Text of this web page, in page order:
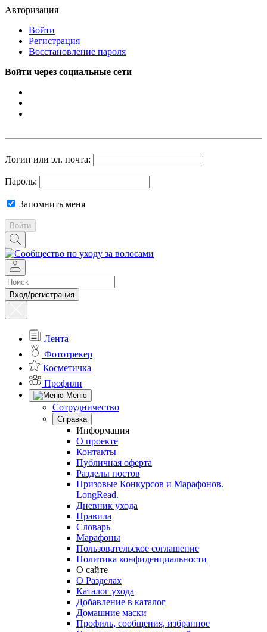
Авторизация
Войти
Регистрация
Восстановление пароля
Войти через социальные сети
Логин или эл. почта:
Пароль:
Запомнить меня
Войти
Вход/регистрация
Лента
Фототрекер
Косметичка
Профили
Меню
Сотрудничество
Справка
Информация
О проекте
Контакты
Публичная оферта
Разделы постов
Призовые Конкурсов и Марафонов.
LongRead.
Дневник ухода
Правила
Словарь
Марафоны
Пользовательское соглашение
Политика конфиденциальности
О сайте
О Разделах
Каталог ухода
Добавление в каталог
Домашние маски
Профиль, сообщения, избранное